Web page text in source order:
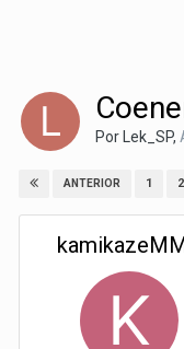
Por Lek_SP,
ANTERIOR 1 2